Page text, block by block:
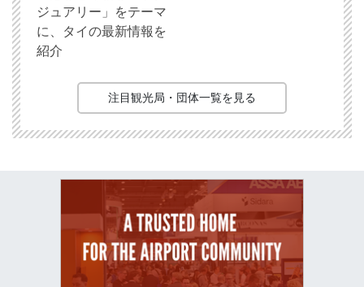
ジュアリー」をテーマ
に、タイの最新情報を
紹介
注目観光局・団体一覧を見る